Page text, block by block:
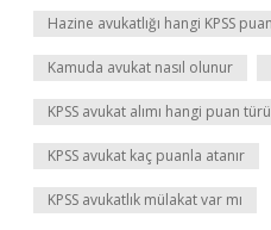
Hazine avukatlığı hangi KPSS
Kamuda avukat nasıl olunur
KPSS avukat alımı hangi puan türü
KPSS avukat kaç puanla atanır
KPSS avukatlık mülakat var mı